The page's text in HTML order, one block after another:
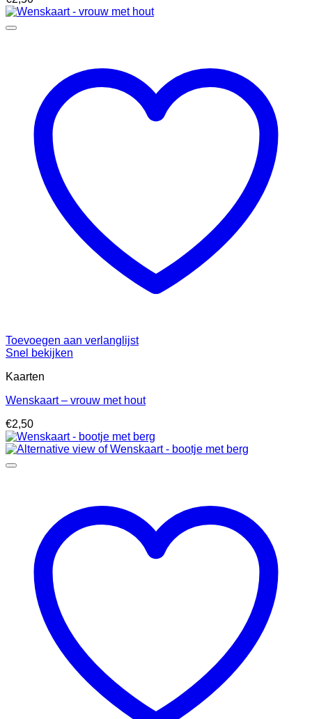
Toevoegen aan verlanglijst
Snel bekijken
Kaarten
Wenskaart – vrouw met hout
€2,50